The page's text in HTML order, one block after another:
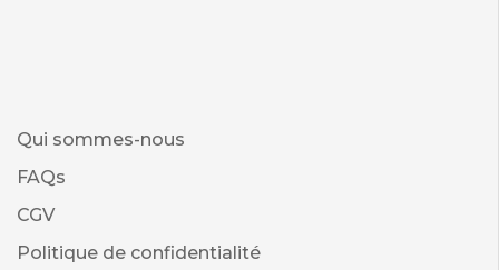
Qui sommes-nous
FAQs
CGV
Politique de confidentialité